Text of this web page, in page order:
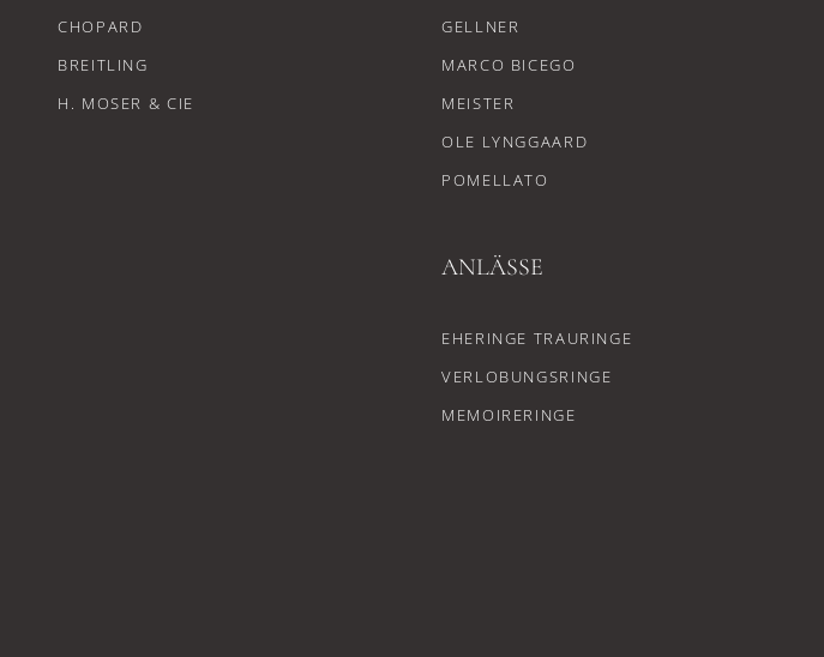
CHOPARD
BREITLING
H. MOSER & CIE
GELLNER
MARCO BICEGO
MEISTER
OLE LYNGGAARD
POMELLATO
ANLÄSSE
EHERINGE TRAURINGE
VERLOBUNGSRINGE
MEMOIRERINGE